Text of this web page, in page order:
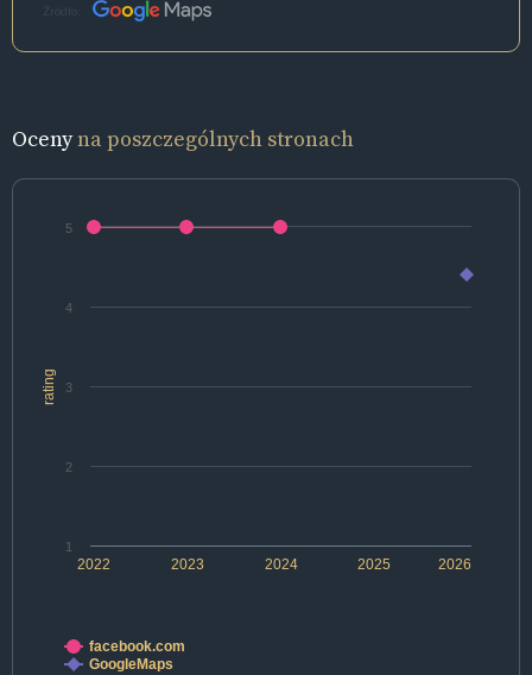
Źródło:
Ocenyna poszczególnych stronach
rating
2022 2024 2026
2023 2025
1
2
3
4
5
facebook.com
GoogleMaps